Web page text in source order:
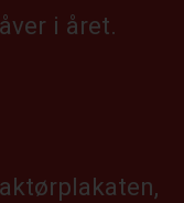
i året.